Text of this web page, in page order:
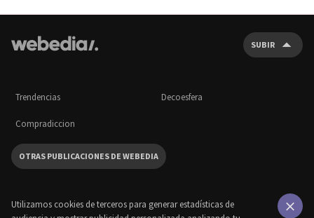
SUBIR
Trendencias Decoesfera
Compradiccion
OTRAS PUBLICACIONES DE WEBEDIA
Utilizamos cookies de terceros para generar estadísticas de